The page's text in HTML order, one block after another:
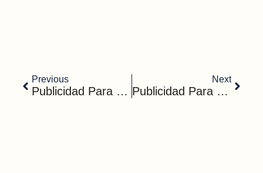
Previous
Publicidad Para Funerarias: Guía Completa Para Atraer Clientes Con Sensibilidad Y Eficacia
Next
Publicidad Para Restaurantes: La Guía Para Llevar Tu Restaurante Al Siguiente Nivel